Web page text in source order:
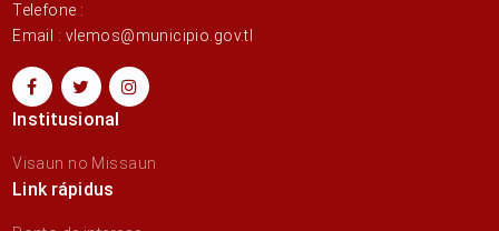
Telefone :
Email : vlemos@municipio.gov.tl
Institusional
Visaun no Missaun
Link rápidus